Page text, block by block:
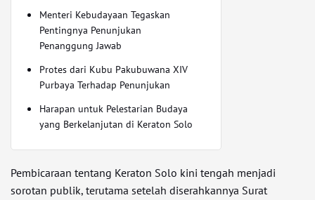
Menteri Kebudayaan Tegaskan
Pentingnya Penunjukan
Penanggung Jawab
Protes dari Kubu Pakubuwana XIV
Purbaya Terhadap Penunjukan
Harapan untuk Pelestarian Budaya
yang Berkelanjutan di Keraton Solo
Pembicaraan tentang Keraton Solo kini tengah menjadi
sorotan publik, terutama setelah diserahkannya Surat